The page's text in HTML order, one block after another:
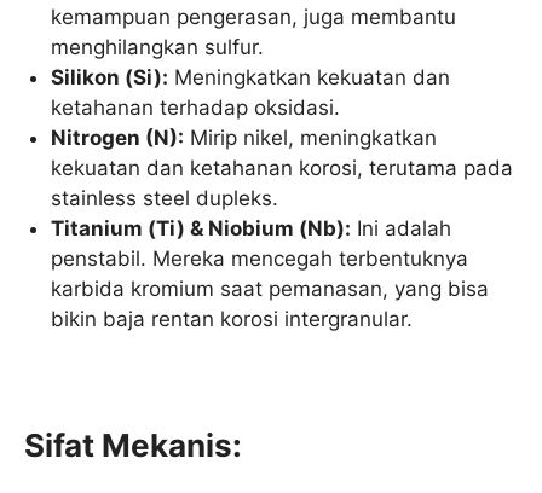
kemampuan pengerasan, juga membantu
menghilangkan sulfur.
Silikon (Si): Meningkatkan kekuatan dan
ketahanan terhadap oksidasi.
Nitrogen (N): Mirip nikel, meningkatkan
kekuatan dan ketahanan korosi, terutama pada
stainless steel dupleks.
Titanium (Ti) & Niobium (Nb): Ini adalah
penstabil. Mereka mencegah terbentuknya
karbida kromium saat pemanasan, yang bisa
bikin baja rentan korosi intergranular.
Sifat Mekanis: